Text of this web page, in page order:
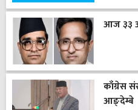
आज ३३
काँग्रेस
आङ्देम्बे